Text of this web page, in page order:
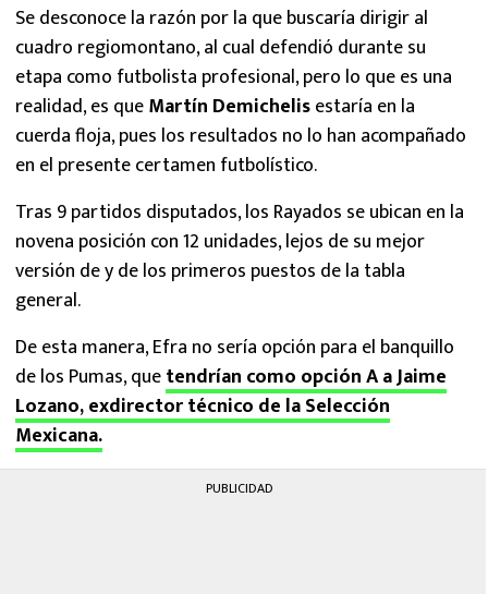
Se desconoce la razón por la que buscaría dirigir al
cuadro regiomontano, al cual defendió durante su
etapa como futbolista profesional, pero lo que es una
realidad, es queMartín Demichelisestaría en la
cuerda floja, pues los resultados no lo han acompañado
en el presente certamen futbolístico.
Tras 9 partidos disputados, los Rayados se ubican en la
novena posición con 12 unidades, lejos de su mejor
versión de y de los primeros puestos de la tabla
general.
De esta manera, Efra no sería opción para el banquillo
de los Pumas, quetendrían como opción A a Jaime
Lozano, exdirector técnico de la Selección
Mexicana.
PUBLICIDAD